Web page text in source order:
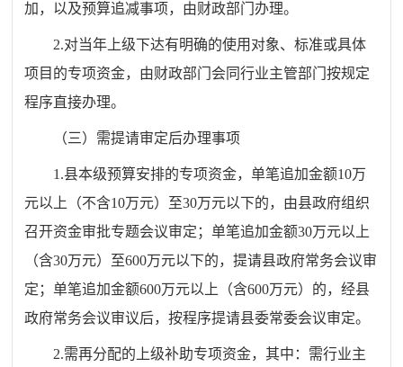
加，以及预算追减事项，由财政部门办理。
2.对当年上级下达有明确的使用对象、标准或具体
项目的专项资金，由财政部门会同行业主管部门按规定
程序直接办理。
（三） 需提请审定后办理事项
1.县本级预算安排的专项资金，单笔追加金额10万
元以上（不含10万元）至30万元以下的，由县政府组织
召开资金审批专题会议审定 ；单笔追加金额30万元以上
（含30万元） 至600万元以下的，提请县政府常务会议审
定；单笔追加金额600万元以上（含600万元）的，经县
政府常务会议审议后，按程序提请县委常委会议审定。
2.需再分配的上级补助专项资金，其中：需行业主